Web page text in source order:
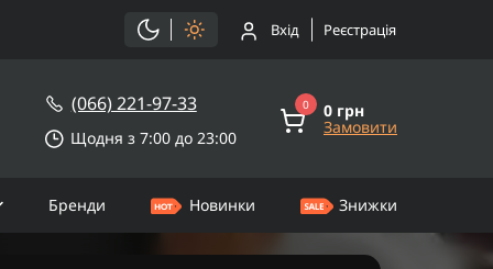
Вхід Реєстрація
(066) 221-97-33
Щодня з 7:00 до 23:00
0 0 грн
Замовити
Бренди Новинки Знижки